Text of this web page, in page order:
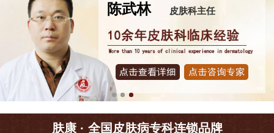
王珍 皮肤科主任
肤康 · 全国皮肤病专科连锁品牌